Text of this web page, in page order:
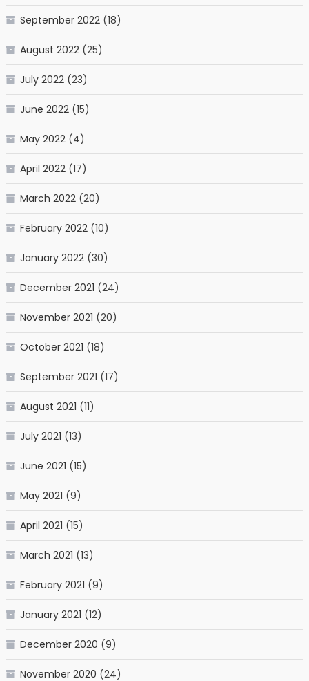
September 2022(18)
August 2022(25)
July 2022(23)
June 2022(15)
May 2022(4)
April 2022(17)
March 2022(20)
February 2022(10)
January 2022(30)
December 2021 (24)
November 2021 (20)
October 2021 (18)
September 2021 (17)
August 2021 (11)
July 2021 (13)
June 2021 (15)
May 2021 (9)
April 2021 (15)
March 2021 (13)
February 2021 (9)
January 2021 (12)
December 2020 (9)
November 2020 (24)